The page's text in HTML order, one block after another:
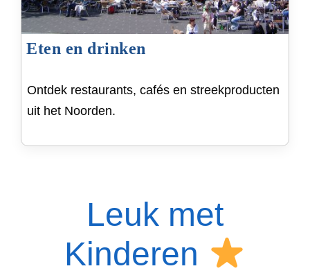
Eten en drinken
Ontdek restaurants, cafés en streekproducten
uit het Noorden.
Leuk met
Kinderen